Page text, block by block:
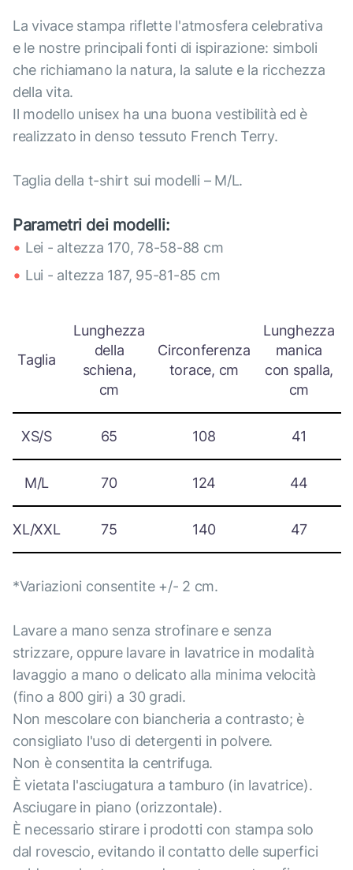
La vivace stampa riflette l'atmosfera celebrativa
e le nostre principali fonti di ispirazione: simboli
che richiamano la natura, la salute e la ricchezza
della vita.
Il modello unisex ha una buona vestibilità ed è
realizzato in denso tessuto French Terry.
Taglia della t-shirt sui modelli – M/L.
Parametri dei modelli:
Lei - altezza 170, 78-58-88 cm
Lui - altezza 187, 95-81-85 cm
Taglia
Lunghezza
della
schiena,
cm
Circonferenza
torace, cm
Lunghezza
manica
con spalla,
cm
XS/S 65 108 41
M/L 70 124 44
XL/XXL 75 140 47
*Variazioni consentite +/- 2 cm.
Lavare a mano senza strofinare e senza
strizzare, oppure lavare in lavatrice in modalità
lavaggio a mano o delicato alla minima velocità
(fino a 800 giri) a 30 gradi.
Non mescolare con biancheria a contrasto; è
consigliato l'uso di detergenti in polvere.
Non è consentita la centrifuga.
È vietata l'asciugatura a tamburo (in lavatrice).
Asciugare in piano (orizzontale).
È necessario stirare i prodotti con stampa solo
dal rovescio, evitando il contatto delle superfici